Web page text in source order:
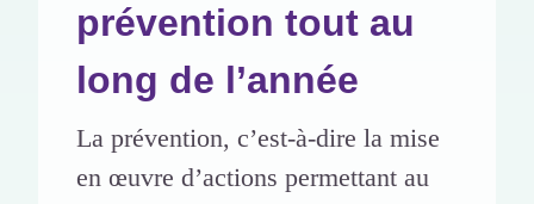
prévention tout au
long de l’année
La prévention, c’est-à-dire la mise
en œuvre d’actions permettant au